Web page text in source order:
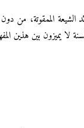
الممقوتة، من
لا يميزون بين هذين